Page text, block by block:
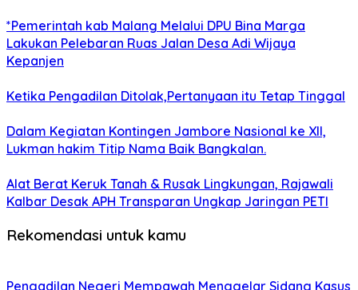
*Pemerintah kab Malang Melalui DPU Bina Marga
Lakukan Pelebaran Ruas Jalan Desa Adi Wijaya
Kepanjen
Ketika Pengadilan Ditolak,Pertanyaan itu Tetap Tinggal
Dalam Kegiatan Kontingen Jambore Nasional ke XII,
Lukman hakim Titip Nama Baik Bangkalan.
Alat Berat Keruk Tanah & Rusak Lingkungan, Rajawali
Kalbar Desak APH Transparan Ungkap Jaringan PETI
Rekomendasi untuk kamu
Pengadilan Negeri Mempawah Menggelar Sidang Kasus